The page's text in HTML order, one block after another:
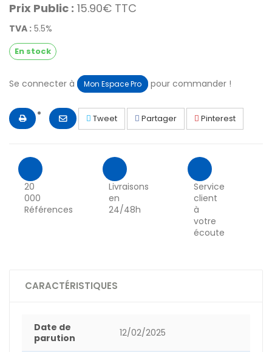
Prix Public : 15.90€ TTC
TVA : 5.5%
En stock
Se connecter à Mon Espace Pro pour commander !
Tweet Partager Pinterest
20
000
Références
Livraisons
en
24/48h
Service
client
à
votre
écoute
CARACTÉRISTIQUES
Date de
parution
12/02/2025